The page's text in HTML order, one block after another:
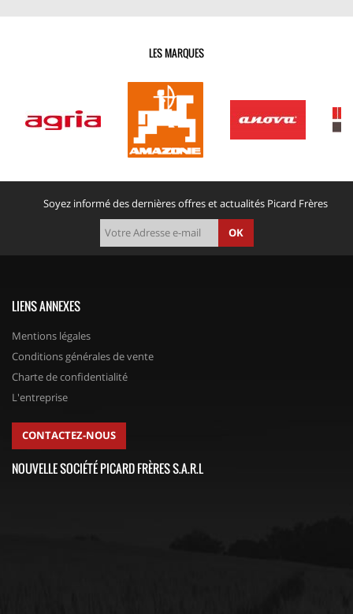
LES MARQUES
Soyez informé des dernières offres et actualités Picard Frères
OK
LIENS ANNEXES
Mentions légales
Conditions générales de vente
Charte de confidentialité
L'entreprise
CONTACTEZ-NOUS
NOUVELLE SOCIÉTÉ PICARD FRÈRES S.A.R.L